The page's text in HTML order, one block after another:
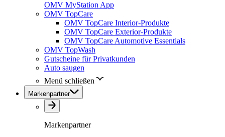
OMV MyStation App
OMV TopCare
OMV TopCare Interior-Produkte
OMV TopCare Exterior-Produkte
OMV TopCare Automotive Essentials
OMV TopWash
Gutscheine für Privatkunden
Auto saugen
Menü schließen
Markenpartner
Markenpartner